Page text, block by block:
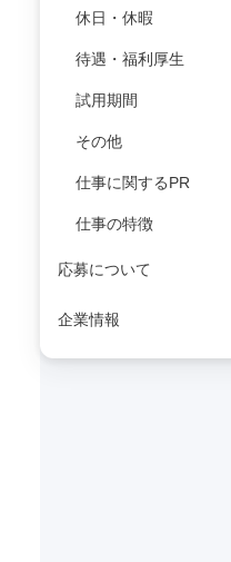
休日・休暇
待遇・福利厚生
試用期間
その他
仕事に関するPR
仕事の特徴
応募について
企業情報